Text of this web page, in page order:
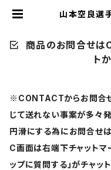
山本空良選
商品のお問合せは
ト
※CONTACTからお問合
じて送れない事案が多々発
円滑にする為にお問合せ
C画面は右端下チャットマ
ップに質問する」がチャット